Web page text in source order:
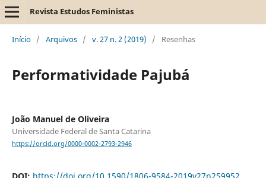
Revista Estudos Feministas
Início / Arquivos / v. 27 n. 2 (2019) / Resenhas
Performatividade Pajubá
João Manuel de Oliveira
Universidade Federal de Santa Catarina
https://orcid.org/0000-0002-2793-2946